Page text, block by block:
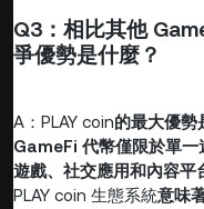
Q3：相比其他
爭優勢是什麼？
A：PLAY coin的最大優勢
GameFi 代幣僅限於單一
遊戲、社交應用和內容平
PLAY coin 生態系統意味